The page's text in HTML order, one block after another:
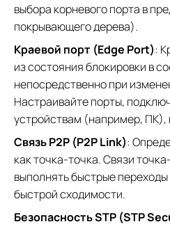
выбора корневого порта в
покрывающего дерева).
Краевой порт (Edge Port):
из состояния блокировки в
непосредственно при
Настраивайте порты,
устройствам (например, ПК),
Связь P2P (P2P Link):
как точка-точка. Связи
выполнять быстрые
быстрой сходимости.
Безопасность STP (STP